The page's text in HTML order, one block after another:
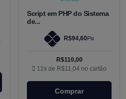
Script em PHP do Sistema
de...
R$94,60Pix
R$110,00
12x de R$11,04 no cartão
Comprar